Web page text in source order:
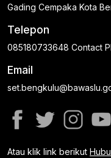
Gading Cempaka Kota
Telepon
085180733648 Contact
Email
Atau klik link berikut